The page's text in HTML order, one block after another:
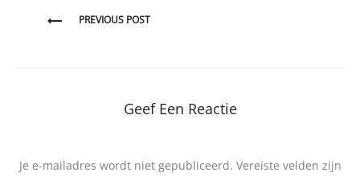
BerichtPREVIOUS POST
Geef Een Reactie
Je e-mailadres wordt niet gepubliceerd. Vereiste velden zijn